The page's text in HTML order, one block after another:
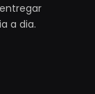
a dia.